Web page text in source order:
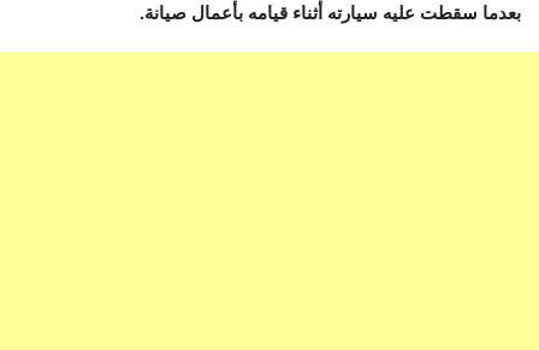
بعدما سقطت عليه سيارته أثناء قيامه بأعمال صيانة.